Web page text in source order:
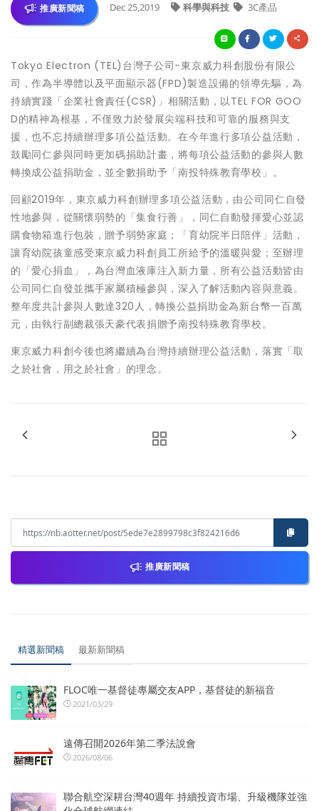
推廣新聞稿 Dec 25,2019 科學與科技 3C產品
Tokyo Electron (TEL)台灣子公司-東京威力科創股份有限公
司，作為半導體以及平面顯示器(FPD)製造設備的領導先驅，為
持續實踐「企業社會責任(CSR)」相關活動，以TEL FOR GOO
D的精神為根基，不僅致力於發展尖端科技和可靠的服務與支
援，也不忘持續辦理多項公益活動。在今年進行多項公益活動，
鼓勵同仁參與同時更加碼捐助計畫，將每項公益活動的參與人數
轉換成公益捐助金，並全數捐助予「南投特殊教育學校」。
回顧2019年，東京威力科創辦理多項公益活動，由公司同仁自發
性地參與，從關懷弱勢的「集食行善」，同仁自動發揮愛心並認
購食物箱進行包裝，贈予弱勢家庭；「育幼院半日陪伴」活動，
讓育幼院孩童感受東京威力科創員工所給予的溫暖與愛；至辦理
的「愛心捐血」，為台灣血液庫注入新力量，所有公益活動皆由
公司同仁自發並攜手家屬積極參與，深入了解活動內容與意義。
整年度共計參與人數達320人，轉換公益捐助金為新台幣一百萬
元，由執行副總裁張天豪代表捐贈予南投特殊教育學校。
東京威力科創今後也將繼續為台灣持續辦理公益活動，落實「取
之於社會，用之於社會」的理念。
推廣新聞稿
精選新聞稿 最新新聞稿
FLOC唯一基督徒專屬交友APP，基督徒的新福音
2021/03/29
遠傳召開2026年第二季法說會
2026/08/06
聯合航空深耕台灣40週年 持續投資市場、升級機隊並強